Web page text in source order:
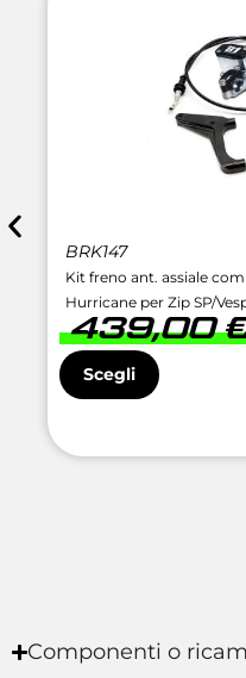
BRK147
Kit freno ant. assiale
Hurricane per Zip SP/
439,00
Scegli
Componenti o